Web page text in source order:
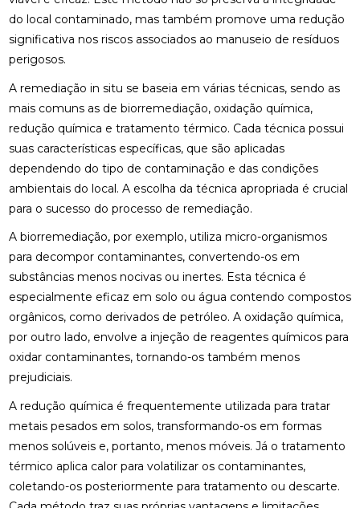
do local contaminado, mas também promove uma redução
significativa nos riscos associados ao manuseio de resíduos
perigosos.
A remediação in situ se baseia em várias técnicas, sendo as
mais comuns as de biorremediação, oxidação química,
redução química e tratamento térmico. Cada técnica possui
suas características específicas, que são aplicadas
dependendo do tipo de contaminação e das condições
ambientais do local. A escolha da técnica apropriada é crucial
para o sucesso do processo de remediação.
A biorremediação, por exemplo, utiliza micro-organismos
para decompor contaminantes, convertendo-os em
substâncias menos nocivas ou inertes. Esta técnica é
especialmente eficaz em solo ou água contendo compostos
orgânicos, como derivados de petróleo. A oxidação química,
por outro lado, envolve a injeção de reagentes químicos para
oxidar contaminantes, tornando-os também menos
prejudiciais.
A redução química é frequentemente utilizada para tratar
metais pesados em solos, transformando-os em formas
menos solúveis e, portanto, menos móveis. Já o tratamento
térmico aplica calor para volatilizar os contaminantes,
coletando-os posteriormente para tratamento ou descarte.